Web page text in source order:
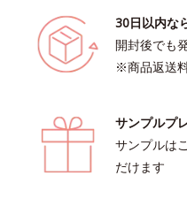
30日以内な
開封後でも
※商品返送
サンプルプ
サンプルは
だけます